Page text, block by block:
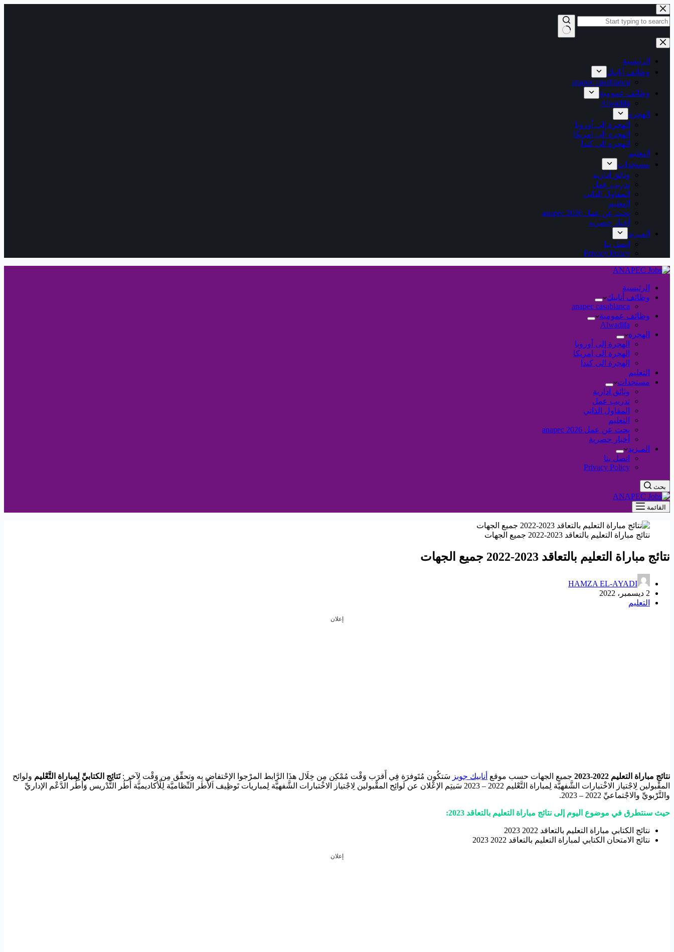
التجاوز
إلى
المحتوى
نتائج
الرئيسية
وظائف أنابيك
anapec casablanca
وظائف عمومية
Alwadifa
الهجرة
الهجرة إلى أوروبا
الهجرة الى امريكا
الهجرة الى كندا
التعليم
مستجدات
وثائق ادارية
تدريب عمل
المقاول الذاتي
التعليم
بحث عن عمل 2026 anapec
أخبار حصرية
المـزيد
اتصل بنا
Privacy Policy
الرئيسية
وظائف أنابيك
anapec casablanca
وظائف عمومية
Alwadifa
الهجرة
الهجرة إلى أوروبا
الهجرة الى امريكا
الهجرة الى كندا
التعليم
مستجدات
وثائق ادارية
تدريب عمل
المقاول الذاتي
التعليم
بحث عن عمل 2026 anapec
أخبار حصرية
المـزيد
اتصل بنا
Privacy Policy
بحث
القائمة
نتائج مباراة التعليم بالتعاقد 2023-2022 جميع الجهات
نتائج مباراة التعليم بالتعاقد 2023-2022 جميع الجهات
HAMZA EL-AYADI
2 ديسمبر، 2022
التعليم
إعلان
نتائج مباراة التعليم 2022-2023 جميع الجهات حسب موقع أنابيك جوبز سَتكُون مُتَوفرَة فِي أَقرَب وَقْت مُمْكِن مِن خِلَال هذَا الرَّابط المرْجوا الإحْتفاض بِه وتحقِّق مِن وَقْت لِآخر :نَتائِج الكتابيِّ لِمباراة التَّعْليم ولوائح
المقْبولين لِاجْتياز الاخْتبارات الشَّفهيَّة لِمباراة التَّعْليم 2022 – 2023 سَيتِم الإعْلان عن لَوائِح المقْبولين لِاجْتياز الاخْتبارات الشَّفهيَّة لِمباريات تَوظِيف اَلأُطر النِّظاميَّة لِلْأكاديميَّة أُطُر التَّدْريس وَأطُر الدَّعْم الإداريِّ
والتَّرْبويِّ والاجْتماعيِّ 2022 – 2023.
حيث سنتطرق في موضوع اليوم إلى نتائج مباراة التعليم بالتعاقد 2023:
نتائج الكتابي مباراة التعليم بالتعاقد 2022 2023
نتائج الامتحان الكتابي لمباراة التعليم بالتعاقد 2022 2023
إعلان